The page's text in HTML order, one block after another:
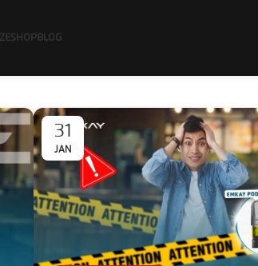
SHOPBLOG
31
JAN